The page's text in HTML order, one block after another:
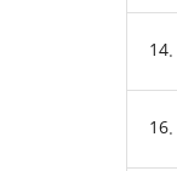
14.
16.